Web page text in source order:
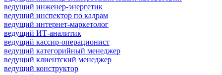
ведущий инженер-энергетик
ведущий инспектор по кадрам
ведущий интернет-маркетолог
ведущий ИТ-аналитик
ведущий кассир-операционист
ведущий категорийный менеджер
ведущий клиентский менеджер
ведущий конструктор